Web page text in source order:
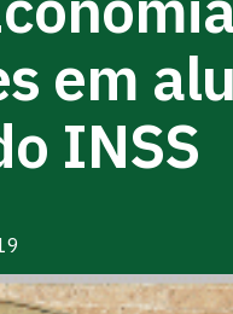
em
INSS